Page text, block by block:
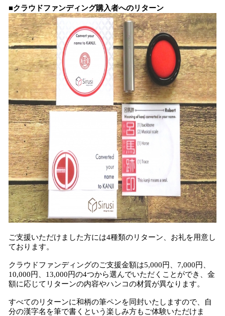
■クラウドファンディング購入者へのリターン
ご支援いただけました方には4種類のリターン、お礼を用意し
ております。
クラウドファンディングのご支援金額は5,000円、7,000円、
10,000円、13,000円の4つから選んでいただくことができ、金
額に応じてリターンの内容やハンコの材質が異なります。
すべてのリターンに和柄の筆ペンを同封いたしますので、自
分の漢字名を筆で書くという楽しみ方もご体験いただけま